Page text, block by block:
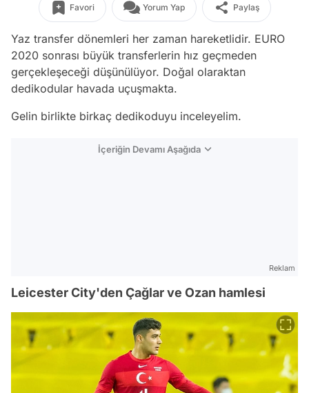
Favori Yorum Yap Paylaş
Yaz transfer dönemleri her zaman hareketlidir. EURO
2020 sonrası büyük transferlerin hız geçmeden
gerçekleşeceği düşünülüyor. Doğal olaraktan
dedikodular havada uçuşmakta.
Gelin birlikte birkaç dedikoduyu inceleyelim.
İçeriğin Devamı Aşağıda
Reklam
Leicester City'den Çağlar ve Ozan hamlesi